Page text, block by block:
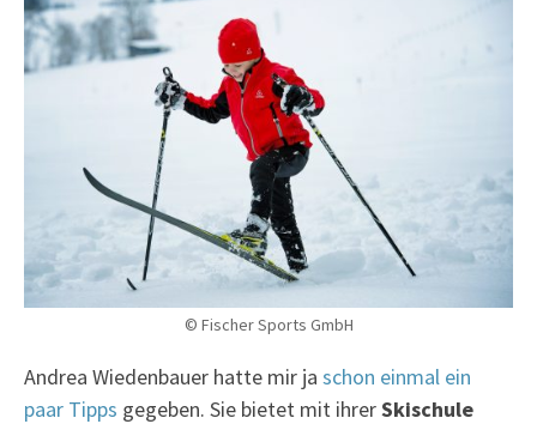
© Fischer Sports GmbH
Andrea Wiedenbauer hatte mir ja schon einmal ein
paar Tipps gegeben. Sie bietet mit ihrerSkischule